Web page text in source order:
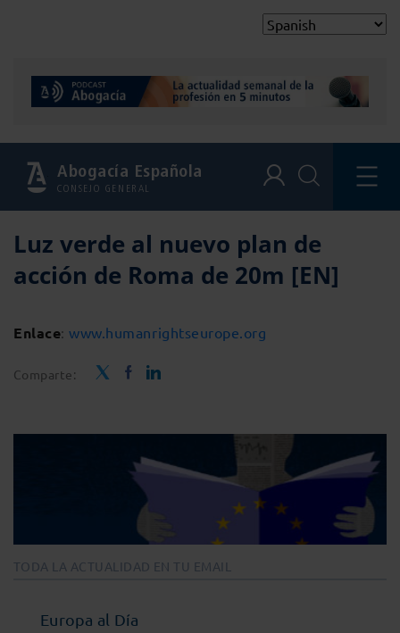
Abogacía Española
CONSEJO GENERAL
Luz verde al nuevo plan de
acción de Roma de 20m [EN]
Enlace:www.humanrightseurope.org
Comparte:
TODA LA ACTUALIDAD EN TU EMAIL
Europa al Día